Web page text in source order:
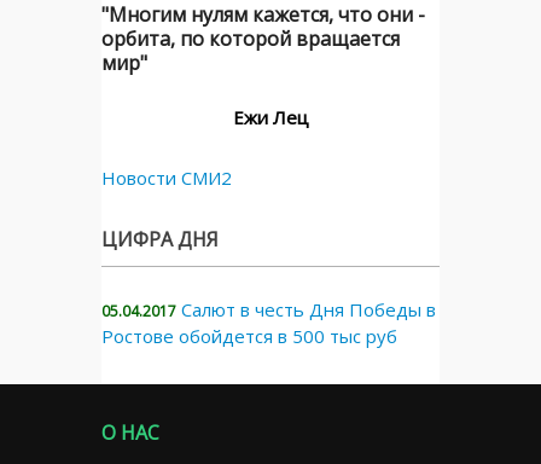
"Многим нулям кажется, что они -
орбита, по которой вращается
мир"
Ежи Лец
Новости СМИ2
ЦИФРА ДНЯ
05.04.2017 Салют в честь Дня Победы в
Ростове обойдется в 500 тыс руб
О НАС